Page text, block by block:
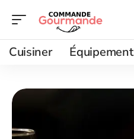
Cuisiner Équipement